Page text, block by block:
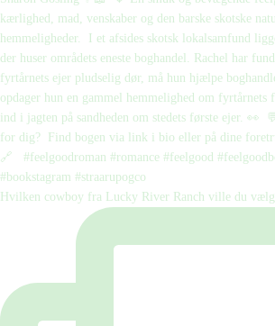
Hvilken cowboy fra Lucky River Ranch ville du vælg